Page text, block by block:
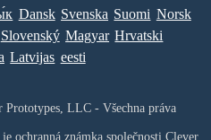
Dansk Svenska Suomi Norsk
Slovenský Magyar Hrvatski
Latvijas eesti
LLC - Všechna práva
ochranná známka společnosti Clever